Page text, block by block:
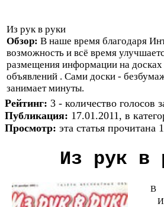
Из рук в руки
Обзор: В наше время благодаря
возможность и всё время
размещения информации на досках
объявлений . Сами доски -
занимает минуты.
Рейтинг: 3 - количество голосов
Публикация: 17.01.2011, в
Просмотр: эта статья прочитана
Из рук в
В